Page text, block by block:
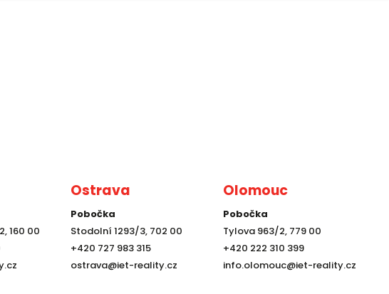
160 00
Ostrava
Pobočka
Stodolní 1293/3, 702 00
+420 727 983 315
ostrava@iet-reality.cz
Olomouc
Pobočka
Tylova 963/2, 779 00
+420 222 310 399
info.olomouc@iet-reality.cz